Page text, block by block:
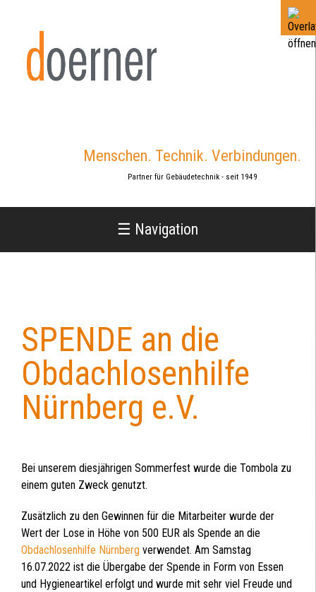
Menschen. Technik. Verbindungen.
Partner für Gebäudetechnik - seit 1949
☰ Navigation
SPENDE an die
Obdachlosenhilfe
Nürnberg e.V.
Bei unserem diesjährigen Sommerfest wurde die Tombola zu
einem guten Zweck genutzt.
Zusätzlich zu den Gewinnen für die Mitarbeiter wurde der
Wert der Lose in Höhe von 500 EUR als Spende an die
Obdachlosenhilfe Nürnberg verwendet. Am Samstag
16.07.2022 ist die Übergabe der Spende in Form von Essen
und Hygieneartikel erfolgt und wurde mit sehr viel Freude und